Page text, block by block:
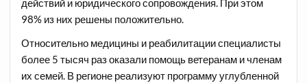
действий и юридического сопровождения. При этом
98% из них решены положительно.
Относительно медицины и реабилитации специалисты
более 5 тысяч раз оказали помощь ветеранам и членам
их семей. В регионе реализуют программу углубленной